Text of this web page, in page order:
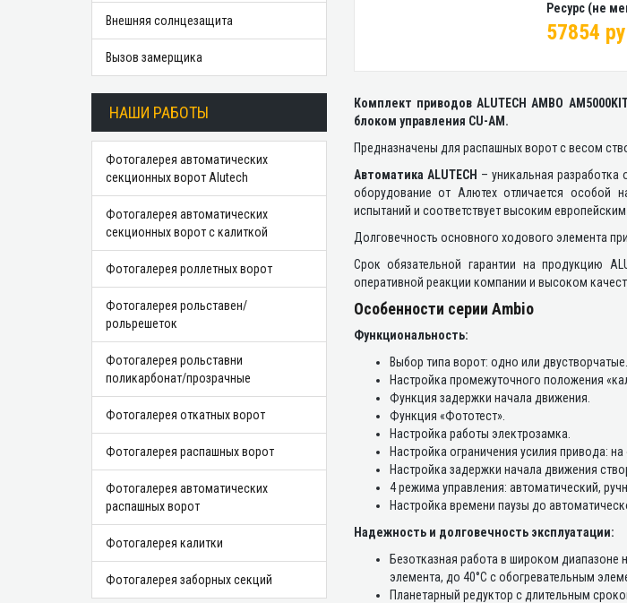
Внешняя солнцезащита
Вызов замерщика
НАШИ РАБОТЫ
Фотогалерея автоматических
секционных ворот Alutech
Фотогалерея автоматических
секционных ворот с калиткой
Фотогалерея роллетных ворот
Фотогалерея рольставен/
рольрешеток
Фотогалерея рольставни
поликарбонат/прозрачные
Фотогалерея откатных ворот
Фотогалерея распашных ворот
Фотогалерея автоматических
распашных ворот
Фотогалерея калитки
Фотогалерея заборных секций
Ресурс (не
57854
Комплект приводов ALUTECH AMBO
блоком управления CU-AM.
Предназначены для распашных ворот с весом
Автоматика ALUTECH – уникальная
оборудование от Алютех отличается особой
испытаний и соответствует высоким
Долговечность основного ходового элемента
Срок обязательной гарантии на продукцию
оперативной реакции компании и высоком
Особенности серии Ambio
Функциональность:
Выбор типа ворот: одно или двустворчатые.
Настройка промежуточного положения
Функция задержки начала движения.
Функция «Фототест».
Настройка работы электрозамка.
Настройка ограничения усилия привода: на
Настройка задержки начала движения
4 режима управления: автоматический,
Настройка времени паузы до
Надежность и долговечность эксплуатации:
Безотказная работа в широком диапазоне
элемента, до 40°C с обогревательным
Планетарный редуктор с длительным